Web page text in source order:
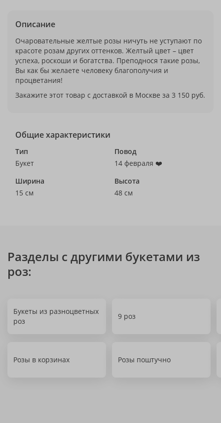
Описание
Очаровательные желтые розы ничуть не уступают по
красоте розам других оттенков. Желтый цвет – цвет
успеха, роскоши и богатства. Преподнося такие розы,
Вы как бы желаете человеку благополучия и
процветания!
Закажите этот товар с доставкой в Москве за 3 150 руб.
Общие характеристики
Тип
Букет
Повод
14 февраля ❤️
Ширина
15 см
Высота
48 см
Разделы с другими букетами из
роз:
Букеты из разноцветных
роз
9 роз
Розы в корзинах Розы поштучно